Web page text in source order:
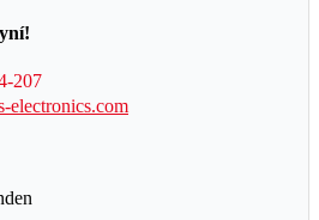
207
electronics.com